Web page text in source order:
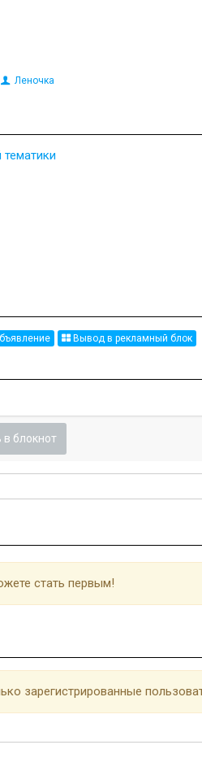
Леночка
тематики
Вывод в рекламный блок
блокнот
стать первым!
зарегистрированные